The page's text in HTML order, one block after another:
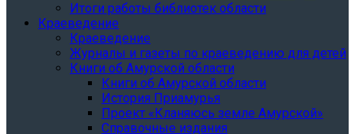
Итоги работы библиотек области
Краеведение
Краеведение
Журналы и газеты по краеведению для детей
Книги об Амурской области
Книги об Амурской области
История Приамурья
Проект «Кланяюсь земле Амурской»
Справочные издания